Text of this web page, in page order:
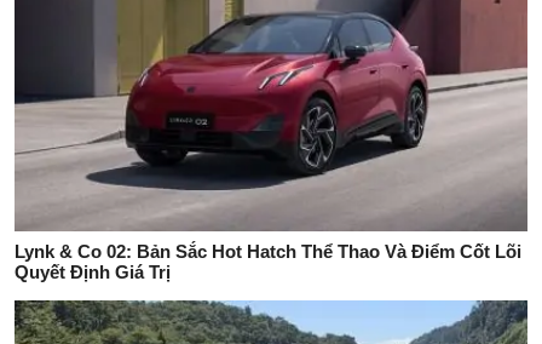
Lynk & Co 02: Bản Sắc Hot Hatch Thể Thao Và Điểm Cốt Lõi
Quyết Định Giá Trị